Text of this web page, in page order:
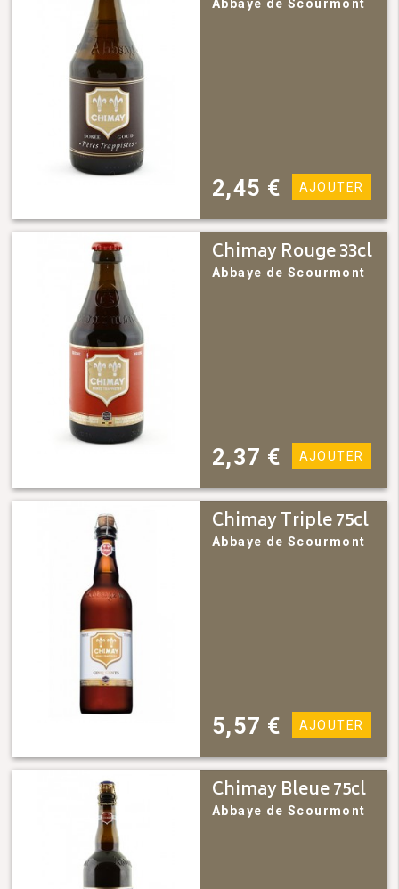
Abbaye de Scourmont
2,45 € AJOUTER
Chimay Rouge 33cl
Abbaye de Scourmont
2,37 € AJOUTER
Chimay Triple 75cl
Abbaye de Scourmont
5,57 € AJOUTER
Chimay Bleue 75cl
Abbaye de Scourmont